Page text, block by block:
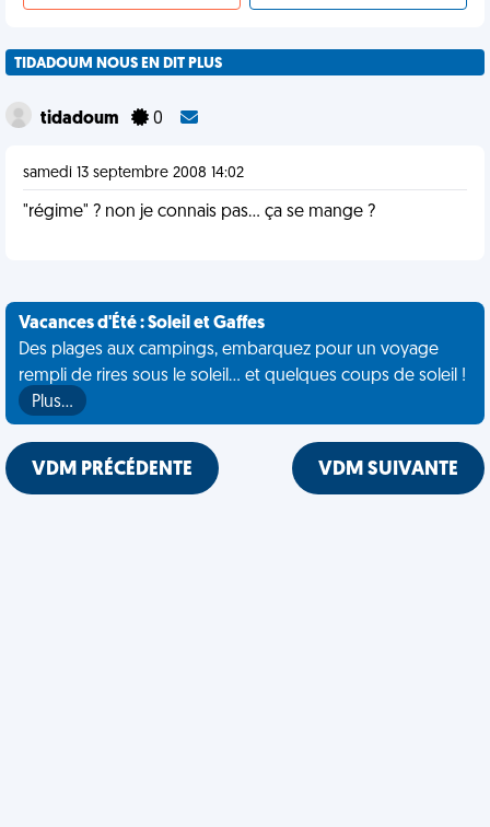
TIDADOUM NOUS EN DIT PLUS
tidadoum 0
samedi 13 septembre 2008 14:02
"régime" ? non je connais pas... ça se mange ?
Vacances d'Été : Soleil et Gaffes
Des plages aux campings, embarquez pour un voyage
rempli de rires sous le soleil... et quelques coups de soleil !
Plus…
VDM PRÉCÉDENTE VDM SUIVANTE